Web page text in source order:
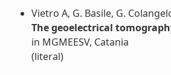
Vietro A, G. Basile, G.
The geoelectrical
in MGMEESV, Catania
(literal)